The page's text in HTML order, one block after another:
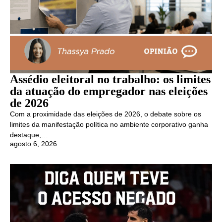
Assédio eleitoral no trabalho: os limites
da atuação do empregador nas eleições
de 2026
Com a proximidade das eleições de 2026, o debate sobre os
limites da manifestação política no ambiente corporativo ganha
destaque,…
agosto 6, 2026